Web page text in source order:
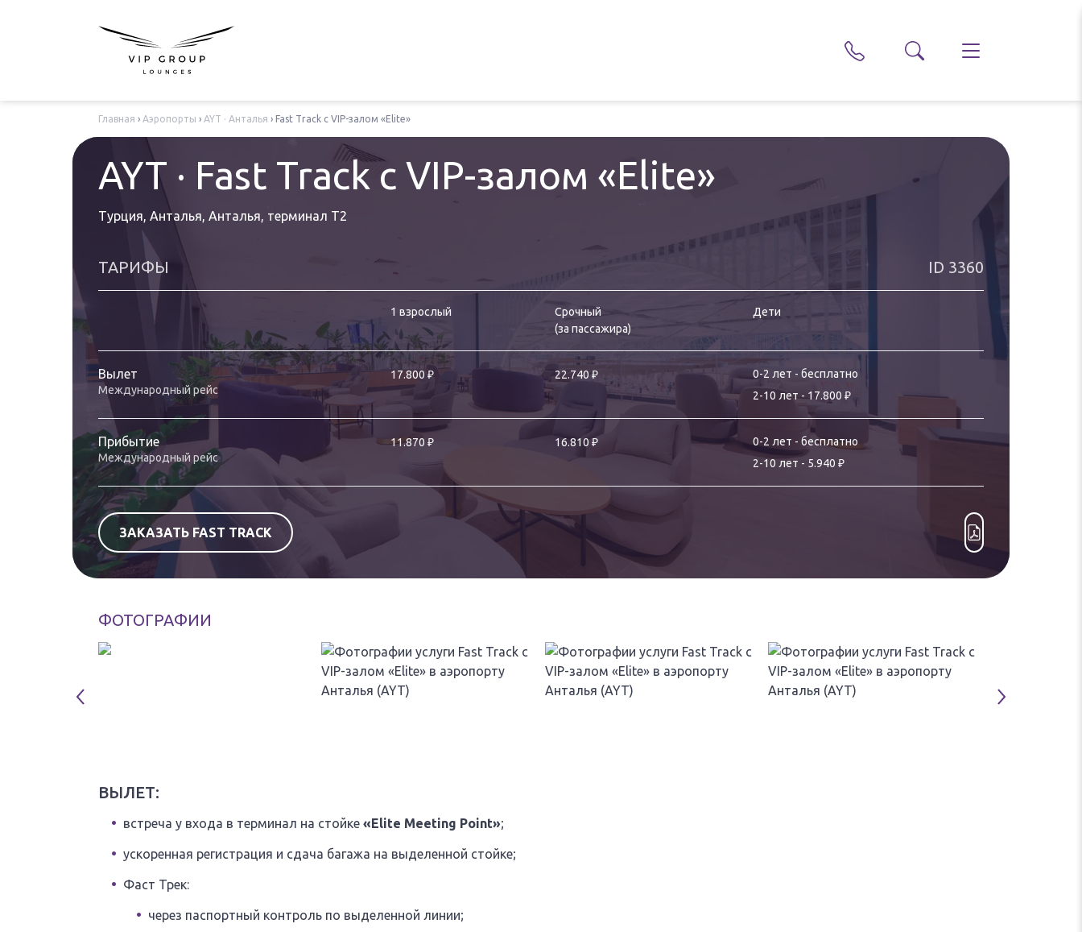
Главная › Аэропорты › AYT · Анталья › Fast Track с VIP-залом «Elite»
AYT · Fast Track с VIP-залом «Elite»
Турция, Анталья, Анталья, терминал T2
ТАРИФЫ ID 3360
1 взрослый
Срочный
(за пассажира)
Дети
Вылет
Международный рейс
17.800 ₽ 22.740 ₽ 0-2 лет - бесплатно
2-10 лет - 17.800 ₽
Прибытие
Международный рейс
11.870 ₽ 16.810₽ 0-2 лет - бесплатно
2-10 лет - 5.940 ₽
ЗАКАЗАТЬ FAST TRACK
ФОТОГРАФИИ
ВЫЛЕТ:
встреча у входа в терминал на стойке «Elite Meeting Point»;
ускоренная регистрация и сдача багажа на выделенной стойке;
Фаст Трек:
через паспортный контроль по выделенной линии;